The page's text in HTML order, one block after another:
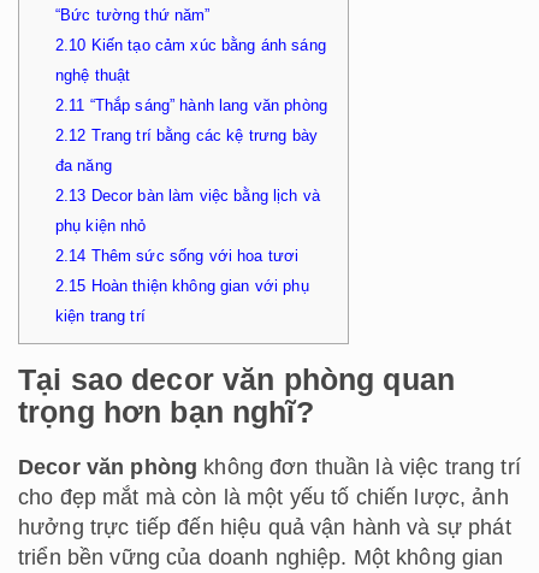
“Bức tường thứ năm”
2.10 Kiến tạo cảm xúc bằng ánh sáng
nghệ thuật
2.11 “Thắp sáng” hành lang văn phòng
2.12 Trang trí bằng các kệ trưng bày
đa năng
2.13 Decor bàn làm việc bằng lịch và
phụ kiện nhỏ
2.14 Thêm sức sống với hoa tươi
2.15 Hoàn thiện không gian với phụ
kiện trang trí
Tại sao decor văn phòng quan
trọng hơn bạn nghĩ?
Decor văn phòng không đơn thuần là việc trang trí
cho đẹp mắt mà còn là một yếu tố chiến lược, ảnh
hưởng trực tiếp đến hiệu quả vận hành và sự phát
triển bền vững của doanh nghiệp. Một không gian